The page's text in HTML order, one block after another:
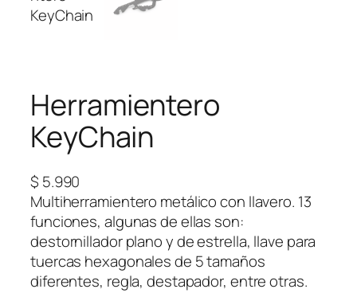
Herramientero
KeyChain
$ 5.990
Multiherramientero metálico con llavero. 13
funciones, algunas de ellas son:
destornillador plano y de estrella, llave para
tuercas hexagonales de 5 tamaños
diferentes, regla, destapador, entre otras.